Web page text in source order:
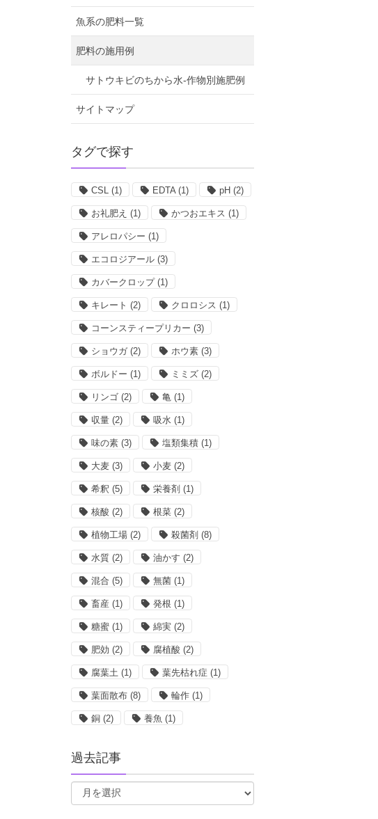
魚系の肥料一覧
肥料の施用例
サトウキビのちから水-作物別施肥例
サイトマップ
タグで探す
CSL (1) EDTA(1) pH (2)
お礼肥え (1) かつおエキス (1)
アレロパシー (1)
エコロジアール (3)
カバークロップ(1)
キレート (2) クロロシス (1)
コーンスティープリカー (3)
ショウガ (2) ホウ素 (3)
ボルドー (1) ミミズ (2)
リンゴ (2) 亀 (1)
収量 (2) 吸水 (1)
味の素 (3) 塩類集積 (1)
大麦 (3) 小麦 (2)
希釈 (5) 栄養剤 (1)
核酸 (2) 根菜 (2)
植物工場 (2) 殺菌剤 (8)
水質 (2) 油かす (2)
混合 (5) 無菌 (1)
畜産 (1) 発根 (1)
糖蜜 (1) 綿実 (2)
肥効 (2) 腐植酸 (2)
腐葉土 (1) 葉先枯れ症 (1)
葉面散布 (8) 輪作 (1)
銅 (2) 養魚 (1)
過去記事